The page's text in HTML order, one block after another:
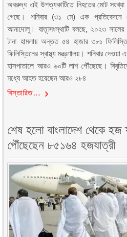
অবরুদ্ধ এই উপত্যকাটিতে নিহতের মোট
গেছে। শনিবার (৩১ মে) এক প্রতিবেদনে
আনাদোলু। বাতূাসংস্থাটি বলছে, ২০২৩ সালের
টানা হামলায় অন্তত ৫৪ হাজার ৩৮১
ফিলিস্তিনের স্বাস্থ্য মন্ত্রণালয়। শনিবার
হাসপাতালে আরও ৬০টি লাশ পৌঁছেছে।
মধ্যে আহত হয়েছেন আরও ২৮৪
বিস্তারিত…
শেষ হলো বাংলাদেশ থেকে
পৌঁছেছেন ৮৫১৬৪ হজযাত্রী